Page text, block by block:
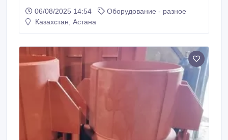
идеальный выбор для тех, кто ценит мобильность,
производительность и экологичность. Используется
06/08/2025 14:54
Оборудование - разное
Казахстан, Астана